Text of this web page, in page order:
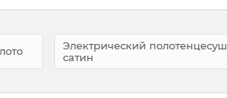
Электрический
сатин